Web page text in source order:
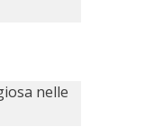
nelle